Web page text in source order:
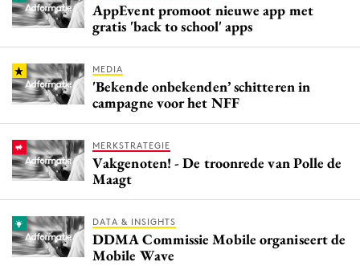
AppEvent promoot nieuwe app met
gratis 'back to school' apps
MEDIA
'Bekende onbekenden’ schitteren in
campagne voor het NFF
MERKSTRATEGIE
Vakgenoten! - De troonrede van Polle de
Maagt
DATA & INSIGHTS
DDMA Commissie Mobile organiseert de
Mobile Wave